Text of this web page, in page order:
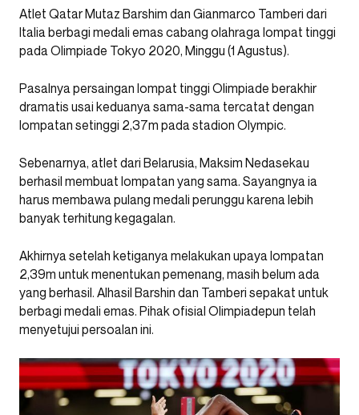
Atlet Qatar Mutaz Barshim dan Gianmarco Tamberi dari
Italia berbagi medali emas cabang olahraga lompat tinggi
pada Olimpiade Tokyo 2020, Minggu (1 Agustus).
Pasalnya persaingan lompat tinggi Olimpiade berakhir
dramatis usai keduanya sama-sama tercatat dengan
lompatan setinggi 2,37m pada stadion Olympic.
Sebenarnya, atlet dari Belarusia, Maksim Nedasekau
berhasil membuat lompatan yang sama. Sayangnya ia
harus membawa pulang medali perunggu karena lebih
banyak terhitung kegagalan.
Akhirnya setelah ketiganya melakukan upaya lompatan
2,39m untuk menentukan pemenang, masih belum ada
yang berhasil. Alhasil Barshin dan Tamberi sepakat untuk
berbagi medali emas. Pihak ofisial Olimpiadepun telah
menyetujui persoalan ini.